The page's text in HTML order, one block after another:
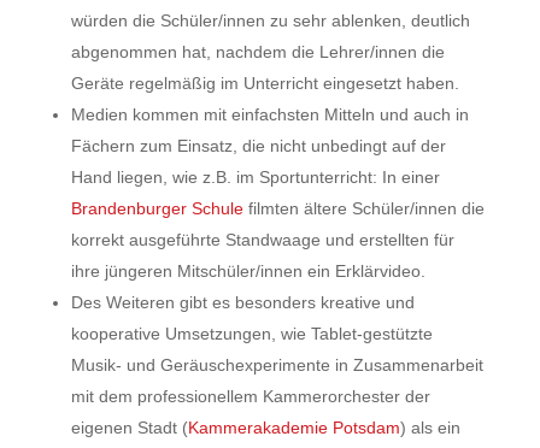
würden die Schüler/innen zu sehr ablenken, deutlich
abgenommen hat, nachdem die Lehrer/innen die
Geräte regelmäßig im Unterricht eingesetzt haben.
Medien kommen mit einfachsten Mitteln und auch in
Fächern zum Einsatz, die nicht unbedingt auf der
Hand liegen, wie z.B. im Sportunterricht: In einer
Brandenburger Schulefilmten ältere Schüler/innen die
korrekt ausgeführte Standwaage und erstellten für
ihre jüngeren Mitschüler/innen ein Erklärvideo.
Des Weiteren gibt es besonders kreative und
kooperative Umsetzungen, wie Tablet-gestützte
Musik- und Geräuschexperimente in Zusammenarbeit
mit dem professionellem Kammerorchester der
eigenen Stadt (Kammerakademie Potsdam) als ein